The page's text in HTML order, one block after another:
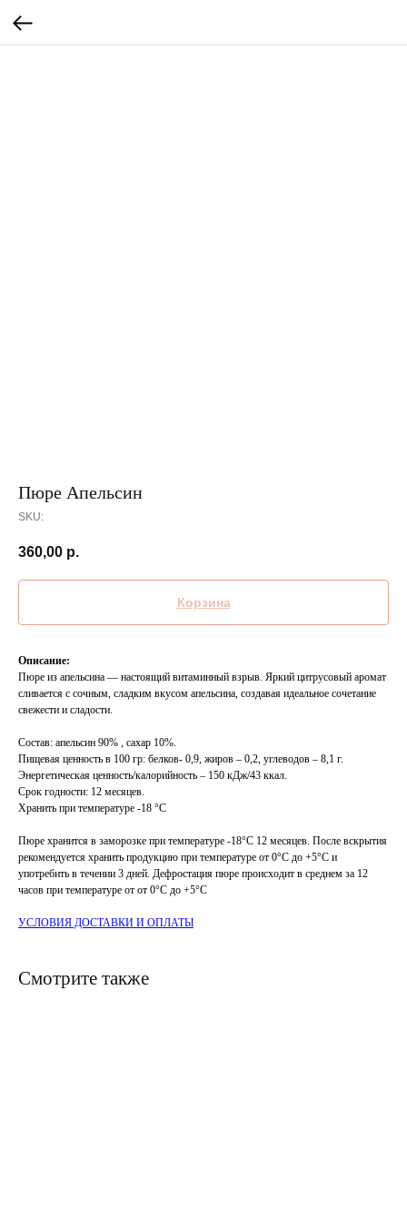
Пюре Апельсин
SKU:
360,00 р.
Корзина
Описание:
Пюре из апельсина — настоящий витаминный взрыв. Яркий цитрусовый аромат
сливается с сочным, сладким вкусом апельсина, создавая идеальное сочетание
свежести и сладости.
Состав: апельсин 90% , сахар 10%.
Пищевая ценность в 100 гр: белков- 0,9, жиров – 0,2, углеводов – 8,1 г.
Энергетическая ценность/калорийность – 150 кДж/43 ккал.
Срок годности: 12 месяцев.
Хранить при температуре -18 °C
Пюре хранится в заморозке при температуре -18°C 12 месяцев. После вскрытия
рекомендуется хранить продукцию при температуре от 0°C до +5°C и
употребить в течении 3 дней. Дефростация пюре происходит в среднем за 12
часов при температуре от от 0°C до +5°C
УСЛОВИЯ ДОСТАВКИ И ОПЛАТЫ
Смотрите также